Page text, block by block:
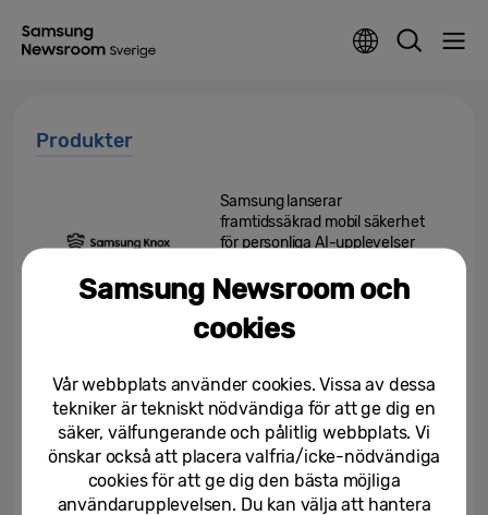
Produkter
Samsung lanserar
framtidssäkrad mobil säkerhet
för personliga AI-upplevelser
07/07/2025
Samsung uppmanar användare
26/06/2025
Samsung lanserar Smart
Monitor M9 med AI-driven QD-
OLED-skärm
Samsung Newsroom och
cookies
Vår webbplats använder cookies. Vissa av dessa
tekniker är tekniskt nödvändiga för att ge dig en
säker, välfungerande och pålitlig webbplats. Vi
önskar också att placera valfria/icke-nödvändiga
cookies för att ge dig den bästa möjliga
användarupplevelsen. Du kan välja att hantera